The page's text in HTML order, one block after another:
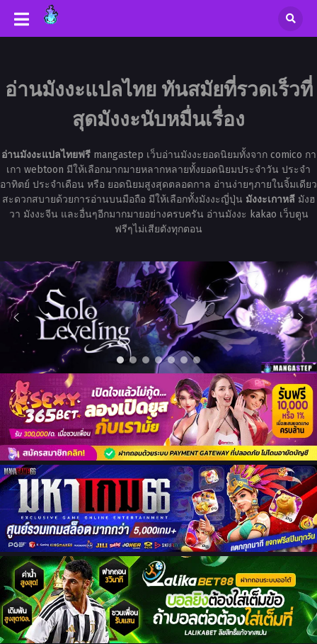
อ่านมังงะแปลไทย ทันสมัยที่รวดเร็วที่
สุดมังงะนับหมื่นเรื่อง
อ่านมังงะแปลไทยฟรีmangastep เว็บอ่านมังงะยอดนิยมทั้งจาก comico กา
เกา webtoon มีให้เลือกมากมายหลากหลายทั้งยอดนิยมประจำวัน ประจำ
อาทิตย์ ประจำเดือน หรือ ยอดนิยมสูงสุดตลอดกาล อ่านง่ายๆภายในจิ้มเดียว
สะดวกสบายด้วยการอ่านบนมือถือ มีให้เลือกทั้งมังงะญี่ปุ่น มังงะเกาหลีมังฮ
วา มังงะจีน และอื่นๆอีกมากมายอย่างครบครัน อ่านมังงะ kakao เว็บตูน
ฟรีๆไม่เสียตังทุกตอน